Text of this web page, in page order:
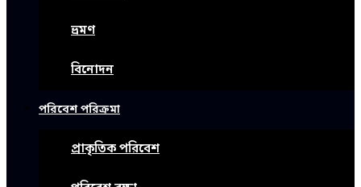
ভ্রমণ
বিনোদন
পরিবেশ পরিক্রমা
প্রাকৃতিক পরিবেশ